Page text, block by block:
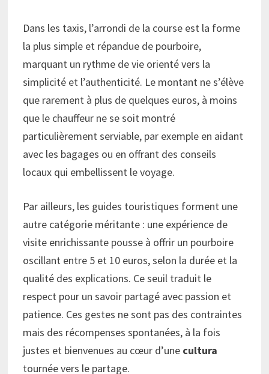
Dans les taxis, l’arrondi de la course est la forme
la plus simple et répandue de pourboire,
marquant un rythme de vie orienté vers la
simplicité et l’authenticité. Le montant ne s’élève
que rarement à plus de quelques euros, à moins
que le chauffeur ne se soit montré
particulièrement serviable, par exemple en aidant
avec les bagages ou en offrant des conseils
locaux qui embellissent le voyage.
Par ailleurs, les guides touristiques forment une
autre catégorie méritante : une expérience de
visite enrichissante pousse à offrir un pourboire
oscillant entre 5 et 10 euros, selon la durée et la
qualité des explications. Ce seuil traduit le
respect pour un savoir partagé avec passion et
patience. Ces gestes ne sont pas des contraintes
mais des récompenses spontanées, à la fois
justes et bienvenues au cœur d’une cultura
tournée vers le partage.